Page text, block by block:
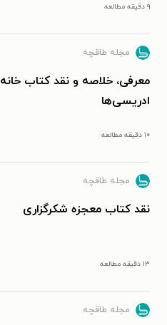
۹ دقیقه مطالعه
مجله طاقچه
معرفی، خلاصه و نقد کتاب خانه‌
ادریسی‌ها
۱۰ دقیقه مطالعه
مجله طاقچه
نقد کتاب معجزه شکرگزاری
۱۳ دقیقه مطالعه
مجله طاقچه